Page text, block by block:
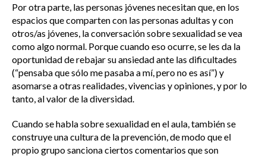
Por otra parte, las personas jóvenes necesitan que, en los
espacios que comparten con las personas adultas y con
otros/as jóvenes, la conversación sobre sexualidad se vea
como algo normal. Porque cuando eso ocurre, se les da la
oportunidad de rebajar su ansiedad ante las dificultades
(“pensaba que sólo me pasaba a mí, pero no es así”) y
asomarse a otras realidades, vivencias y opiniones, y por lo
tanto, al valor de la diversidad.
Cuando se habla sobre sexualidad en el aula, también se
construye una cultura de la prevención, de modo que el
propio grupo sanciona ciertos comentarios que son